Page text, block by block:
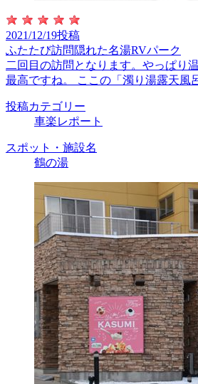
2021/12/19投稿
ふたたび訪問隠れた名湯RVパーク
二回目の訪問となります。やっぱり
最高ですね。 ここの「濁り湯露天風
投稿カテゴリー
車楽レポート
スポット・施設名
鶴の湯